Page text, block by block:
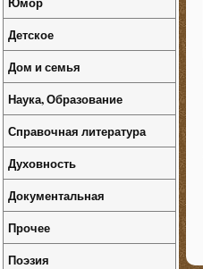
Детское
Дом и семья
Наука, Образование
Справочная литература
Духовность
Документальная
Прочее
Поэзия